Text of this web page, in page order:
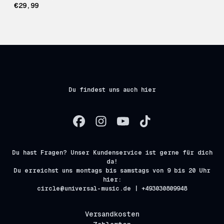
€29,99
Du findest uns auch hier
Du hast Fragen? Unser Kundenservice ist gerne für dich
da!
Du erreichst uns montags bis samstags von 9 bis 20 Uhr
hier:
circle@universal-music.de | +493030809948
Versandkosten